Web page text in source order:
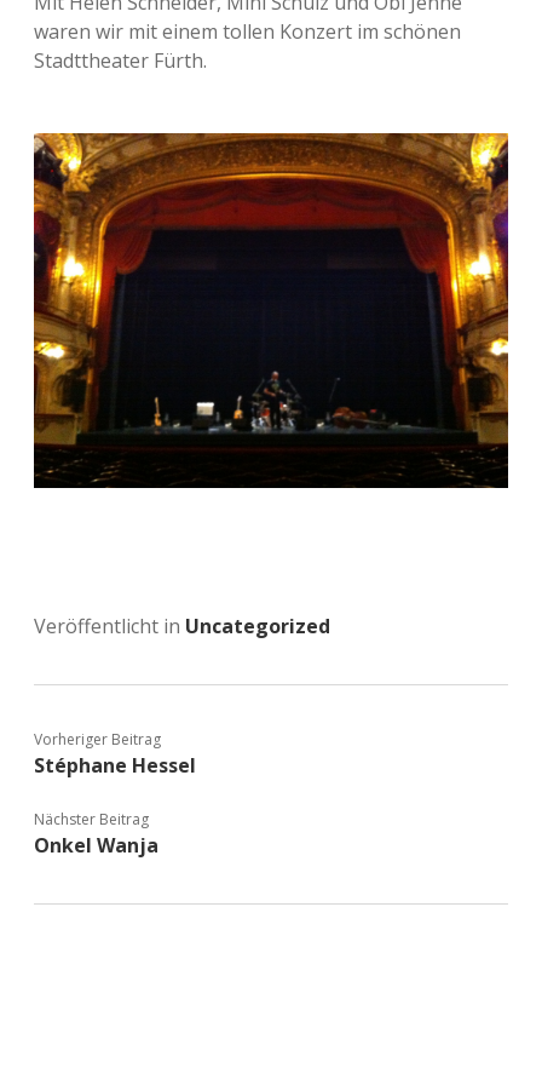
waren wir mit einem tollen Konzert im schönen
Stadttheater Fürth.
Veröffentlicht in Uncategorized
Vorheriger Beitrag
Stéphane Hessel
Nächster Beitrag
Onkel Wanja